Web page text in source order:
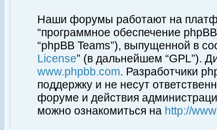
Наши форумы работают на
“программное обеспечение
“phpBB Teams”), выпущенной в
License” (в дальнейшем “GPL”).
www.phpbb.com. Разработчики
поддержку и не несут
форуме и действия
можно ознакомиться на http://